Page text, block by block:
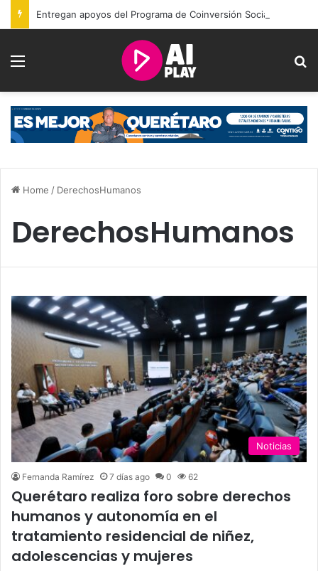
Home / DerechosHumanos
DerechosHumanos
Noticias
Fernanda Ramírez 7 días ago 0 62
Querétaro realiza foro sobre derechos
humanos y autonomía en el
tratamiento residencial de niñez,
adolescencias y mujeres